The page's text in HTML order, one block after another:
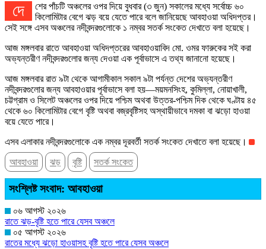
দেশের পাঁচটি অঞ্চলের ওপর দিয়ে বুধবার (৩ জুন) সকালের মধ্যে সর্বোচ্চ ৬০
কিলোমিটার বেগে ঝড় বয়ে যেতে পারে বলে জানিয়েছে আবহাওয়া অধিদপ্তর।
সেই সঙ্গে এসব অঞ্চলের নদীবন্দরগুলোকে ১ নম্বর সতর্ক সংকেত দেখাতে বলা হয়েছে।
আজ মঙ্গলবার রাতে আবহাওয়া অধিদপ্তরের আবহাওয়াবিদ মো. ওমর ফারুকের সই করা
অভ্যন্তরীণ নদীবন্দরগুলোর জন্য দেওয়া এক পূর্বাভাসে এ তথ্য জানানো হয়েছে।
আজ মঙ্গলবার রাত ৯টা থেকে আগামীকাল সকাল ৯টা পর্যন্ত দেশের অভ্যন্তরীণ
নদীবন্দরগুলোর জন্য আবহাওয়ার পূর্বাভাসে বলা হয়—ময়মনসিংহ, কুমিল্লা, নোয়াখালী,
চট্টগ্রাম ও সিলেট অঞ্চলের ওপর দিয়ে পশ্চিম অথবা উত্তর-পশ্চিম দিক থেকে ঘণ্টায় ৪৫
থেকে ৬০ কিলোমিটার বেগে বৃষ্টি অথবা বজ্রবৃষ্টিসহ অস্থায়ীভাবে দমকা বা ঝড়ো হাওয়া
বয়ে যেতে পারে।
এসব এলাকার নদীবন্দরগুলোকে এক নম্বর দূরবর্তী সতর্ক সংকেত দেখাতে বলা হয়েছে।
আবহাওয়া
ঝড় বৃষ্টি সতর্ক সংকেত
সংশ্লিষ্ট সংবাদ: আবহাওয়া
০৬ আগস্ট ২০২৬
রাতে ঝড়-বৃষ্টি হতে পারে যেসব অঞ্চলে
০৫ আগস্ট ২০২৬
রাতের মধ্যে ঝড়ো হাওয়াসহ বৃষ্টি হতে পারে যেসব অঞ্চলে